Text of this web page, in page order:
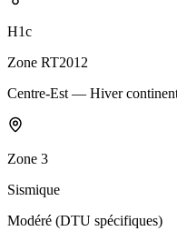
H1c
Zone RT2012
Centre-Est — Hiver
Zone 3
Sismique
Modéré (DTU spécifiques)